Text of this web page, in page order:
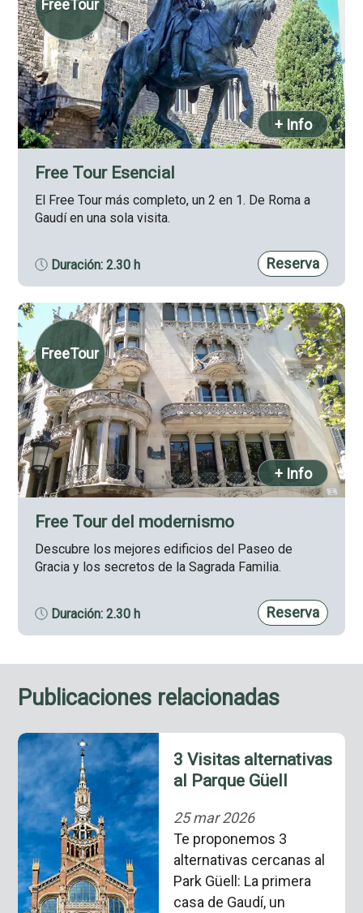
FreeTour
+ Info
Free Tour Esencial
El Free Tour más completo, un 2 en 1. De Roma a
Gaudí en una sola visita.
Duración: 2.30 h Reserva
FreeTour
+ Info
Free Tour del modernismo
Descubre los mejores edificios del Paseo de
Gracia y los secretos de la Sagrada Familia.
Duración: 2.30 h Reserva
Publicaciones relacionadas
3 Visitas alternativas
al Parque Güell
25 mar 2026
Te proponemos 3
alternativas cercanas al
Park Güell: La primera
casa de Gaudí, un